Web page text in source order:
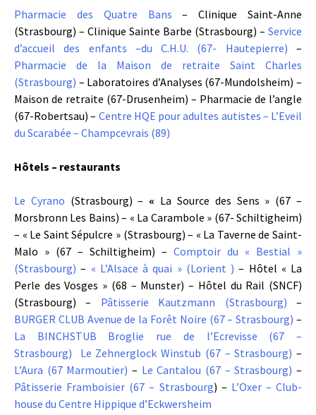
Pharmacie des Quatre Bans – Clinique Saint-Anne
(Strasbourg) – Clinique Sainte Barbe (Strasbourg) – Service
d’accueil des enfants –du C.H.U. (67- Hautepierre) –
Pharmacie de la Maison de retraite Saint Charles
(Strasbourg) – Laboratoires d’Analyses (67-Mundolsheim) –
Maison de retraite (67-Drusenheim) – Pharmacie de l’angle
(67-Robertsau) – Centre HQE pour adultes autistes – L’Eveil
du Scarabée – Champcevrais (89)
Hôtels – restaurants
Le Cyrano (Strasbourg) – « La Source des Sens » (67 –
Morsbronn Les Bains) – « La Carambole » (67- Schiltigheim)
– « Le Saint Sépulcre » (Strasbourg) – « La Taverne de Saint-
Malo » (67 – Schiltigheim) – Comptoir du « Bestial »
(Strasbourg)– « L’Alsace à quai » (Lorient ) – Hôtel « La
Perle des Vosges » (68 – Munster) – Hôtel du Rail (SNCF)
(Strasbourg) – Pâtisserie Kautzmann (Strasbourg) –
BURGER CLUB Avenue de la Forêt Noire (67 – Strasbourg) –
La BINCHSTUB Broglie rue de l’Ecrevisse (67 –
Strasbourg) Le Zehnerglock Winstub (67 – Strasbourg) –
L’Aura (67 Marmoutier) – Le Cantalou (67 – Strasbourg) –
Pâtisserie Framboisier (67 – Strasbourg) – L’Oxer – Club-
house du Centre Hippique d’Eckwersheim